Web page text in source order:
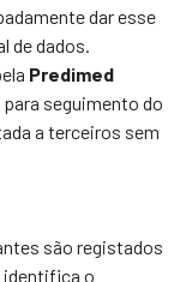
dar esse
de dados.
Predimed
para seguimento do
a terceiros sem
são registados
o